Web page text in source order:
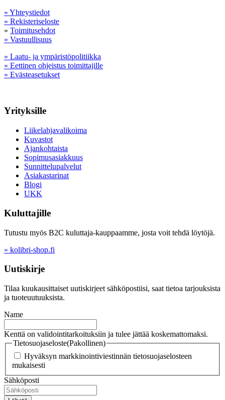
» Yhteystiedot
» Rekisteriseloste
» Toimitusehdot
» Vastuullisuus
» Laatu- ja ympäristöpolitiikka
» Eettinen ohjeistus toimittajille
» Evästeasetukset
Yrityksille
Liikelahjavalikoima
Kuvastot
Ajankohtaista
Sopimusasiakkuus
Sunnittelupalvelut
Asiakastarinat
Blogi
UKK
Kuluttajille
Tutustu myös B2C kuluttaja-kauppaamme, josta voit tehdä löytöjä.
» kolibri-shop.fi
Uutiskirje
Tilaa kuukausittaiset uutiskirjeet sähköpostiisi, saat tietoa tarjouksista
ja tuoteuutuuksista.
Name
Kenttä on validointitarkoituksiin ja tulee jättää koskemattomaksi.
Tietosuojaseloste(Pakollinen)
Hyväksyn markkinointiviestinnän tietosuojaselosteen
mukaisesti
Sähköposti